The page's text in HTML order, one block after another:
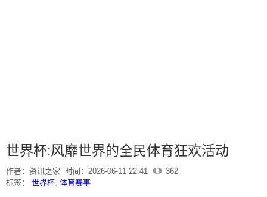
世界杯:风靡世界的全民体育狂欢活动
作者：资讯之家 时间：2026-06-11 22:41
362
标签： 世界杯, 体育赛事